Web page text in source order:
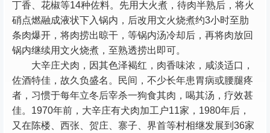
丁香、花椒等14种佐料。先用大火煮，待肉半熟后，将火
硝点燃融成液状下入锅内，后改用文火烧煮约3小时至肋
条肉爆开，将肉捞出晾干，等锅内汤冷却后，再将肉放回
锅内继续用文火烧煮，至熟透捞出即可。
大辛庄犬肉，因其色泽褐红，肉香味浓，咸淡适口，
佐酒特佳，故久负盛名。民间，不少长年患胃病或腰腿疼
者，习惯于每年立冬后宰杀一狗食其肉，喝其汤，疗效甚
佳。1970年前，大辛庄有犬肉加工户11家，1980年后，
又在陈楼、西张、贺庄、寨子、界首等村相继发展到36家